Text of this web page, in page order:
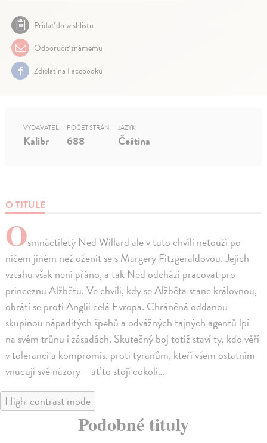
Pridať do wishlistu
Odporučiť známemu
Zdielať na Facebooku
O TITULE
Osmnáctiletý Ned Willard ale v tuto chvíli netouží po
ničem jiném než oženit se s Margery Fitzgeraldovou. Jejich
vztahu však není přáno, a tak Ned odchází pracovat pro
princeznu Alžbětu. Ve chvíli, kdy se Alžběta stane královnou,
obrátí se proti Anglii celá Evropa. Chráněná oddanou
skupinou nápaditých špehů a odvážných tajných agentů lpí
na svém trůnu i zásadách. Skutečný boj totiž staví ty, kdo věří
v toleranci a kompromis, proti tyranům, kteří všem ostatním
vnucují své názory – ať to stojí cokoli…
VYDAVATEĽ
Kalibr
POČET STRÁN
688
JAZYK
Čeština
High-contrast mode
Podobné tituly